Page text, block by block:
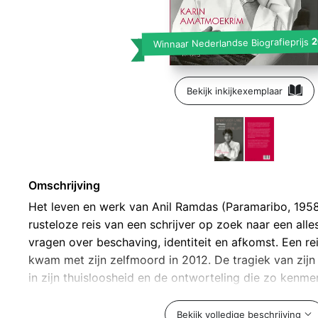
Winnaar Nederlandse Biografieprijs
Bekijk inkijkexemplaar
Omschrijving
Het leven en werk van Anil Ramdas (Paramaribo,
rusteloze reis van een schrijver op zoek naar een
vragen over beschaving, identiteit en afkomst. Een
kwam met zijn zelfmoord in 2012. De tragiek van
in zijn thuisloosheid en de ontworteling die zo
tijd waarin populistische opvattingen verschuiven
Bekijk volledige beschrijving